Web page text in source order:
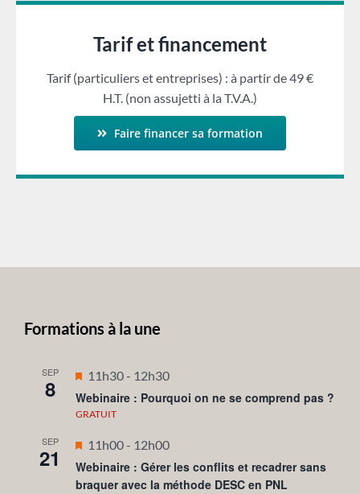
Tarif et financement
Tarif (particuliers et entreprises) : à partir de 49 €
H.T. (non assujetti à la T.V.A.)
Faire financer sa formation
Formations à la une
SEP
8
Mis
en
avant
11h30- 12h30
Webinaire : Pourquoi on ne se comprend pas ?
GRATUIT
SEP
21
Mis
en
avant
11h00- 12h00
Webinaire : Gérer les conflits et recadrer sans
braquer avec la méthode DESC en PNL